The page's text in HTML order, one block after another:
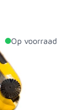
Op voorraad